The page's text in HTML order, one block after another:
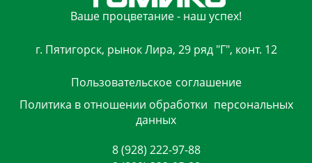
Ваше процветание - наш успех!
г. Пятигорск, рынок Лира, 29 ряд "Г", конт. 12
Пользовательское соглашение
Политика в отношении обработки персональных
данных
8 (928) 222-97-88